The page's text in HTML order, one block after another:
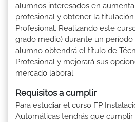
alumnos interesados en
profesional y obtener la
Profesional. Realizando este
grado medio) durante un
alumno obtendrá el título de
Profesional y mejorará sus
mercado laboral.
Requisitos a cumplir
Para estudiar el curso FP
Automáticas tendrás que